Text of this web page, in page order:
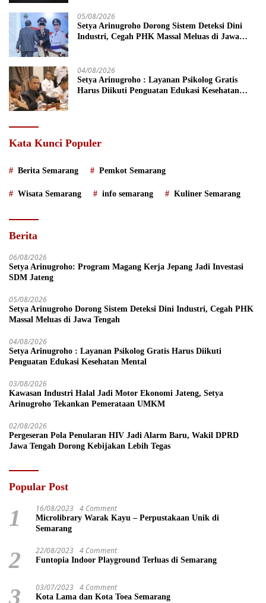
05/08/2026
Setya Arinugroho Dorong Sistem Deteksi Dini
Industri, Cegah PHK Massal Meluas di Jawa
04/08/2026
Setya Arinugroho : Layanan Psikolog Gratis
Harus Diikuti Penguatan Edukasi Kesehatan
Kata Kunci Populer
Berita Semarang Pemkot Semarang
Wisata Semarang info semarang Kuliner Semarang
Berita
06/08/2026
Setya Arinugroho: Program Magang Kerja Jepang Jadi Investasi
SDM Jateng
05/08/2026
Setya Arinugroho Dorong Sistem Deteksi Dini Industri, Cegah PHK
Massal Meluas di Jawa Tengah
04/08/2026
Setya Arinugroho : Layanan Psikolog Gratis Harus Diikuti
Penguatan Edukasi Kesehatan Mental
03/08/2026
Kawasan Industri Halal Jadi Motor Ekonomi Jateng, Setya
Arinugroho Tekankan Pemerataan UMKM
02/08/2026
Pergeseran Pola Penularan HIV Jadi Alarm Baru, Wakil DPRD
Jawa Tengah Dorong Kebijakan Lebih Tegas
Popular Post
1 16/08/2023 4 Comment
Microlibrary Warak Kayu – Perpustakaan Unik di
Semarang
2 22/08/2023 4 Comment
Funtopia Indoor Playground Terluas di Semarang
3 03/07/2023 4 Comment
Kota Lama dan Kota Toea Semarang